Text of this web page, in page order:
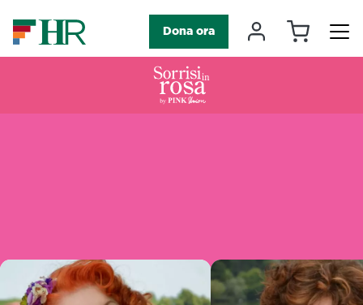
Navigazione principale
Dona ora Il mioCarrello